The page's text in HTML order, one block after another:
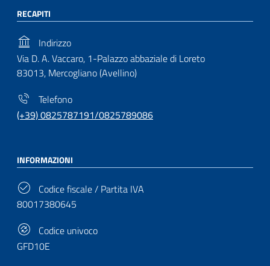
RECAPITI
Indirizzo
Via D. A. Vaccaro, 1-Palazzo abbaziale di Loreto
83013, Mercogliano (Avellino)
Telefono
(+39) 0825787191/0825789086
INFORMAZIONI
Codice fiscale / Partita IVA
80017380645
Codice univoco
GFD10E